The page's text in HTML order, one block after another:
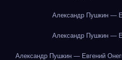
Александр Пушкин —
Александр Пушкин —
Александр Пушкин — Евгений